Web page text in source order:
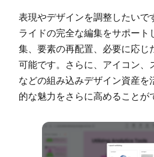
表現やデザインを調整したいで
ライドの完全な編集をサポート
集、要素の再配置、必要に応じ
可能です。さらに、アイコン、
などの組み込みデザイン資産を
的な魅力をさらに高めることが